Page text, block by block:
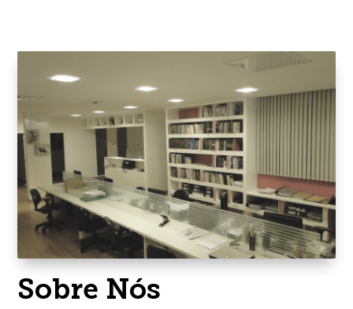
Sobre Nós